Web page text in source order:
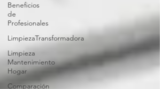
Beneficios
de
Profesionales
LimpiezaTransformadora
Limpieza
Mantenimiento
Hogar
Comparación